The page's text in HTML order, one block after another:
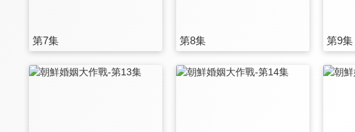
第7集 第8集 第9集